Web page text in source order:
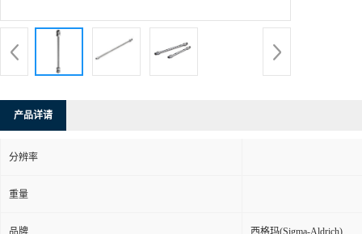
产品详请
分辨率
重量
品牌 西格玛(Sigma-Aldrich)